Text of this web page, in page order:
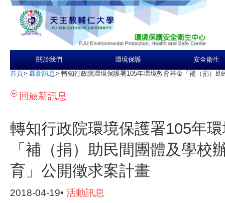
關於我們 環境保護 安全衛生
首頁> 最新訊息> 轉知行政院環境保護署105年環境教育基金「補（捐）
回最新訊息
轉知行政院環境保護署105年
「補（捐）助民間團體及學校
育」公開徵求案計畫
2018-04-19• 活動訊息